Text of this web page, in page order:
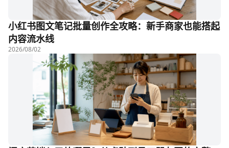
小红书图文笔记批量创作全攻略：新手商家也能搭起
内容流水线
2026/08/02